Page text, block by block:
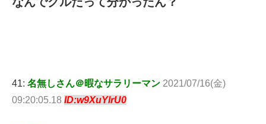
41: 名無しさん＠暇なサラリーマン 2021/07/16(金)
09:20:05.18 ID:w9XuYlrU0